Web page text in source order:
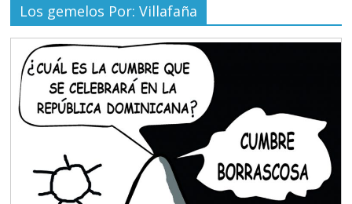
Los gemelos Por: Villafaña